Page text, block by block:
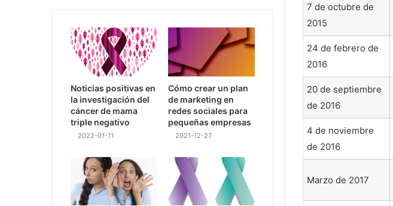
7 de octubre de
2015
24 de febrero de
2016
20 de septiembre
de 2016
4 de noviembre
de 2016
Marzo de 2017
Noticias positivas en
la investigación del
cáncer de mama
triple negativo
2022-01-11
Cómo crear un plan
de marketing en
redes sociales para
pequeñas empresas
2021-12-27